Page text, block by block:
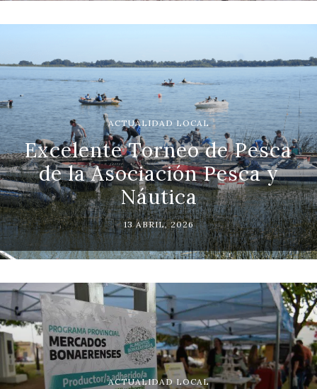
ACTUALIDAD LOCAL
Excelente Torneo de Pesca
de la Asociación Pesca y
Náutica
13 ABRIL, 2026
ACTUALIDAD LOCAL